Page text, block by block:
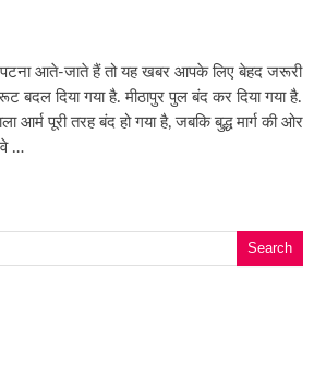
आते-जाते हैं तो यह खबर आपके लिए बेहद जरूरी
बदल दिया गया है. मीठापुर पुल बंद कर दिया गया है.
आर्म पूरी तरह बंद हो गया है, जबकि बुद्ध मार्ग की ओर
वे …